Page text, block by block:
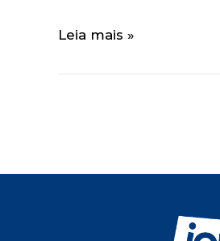
Leia mais »